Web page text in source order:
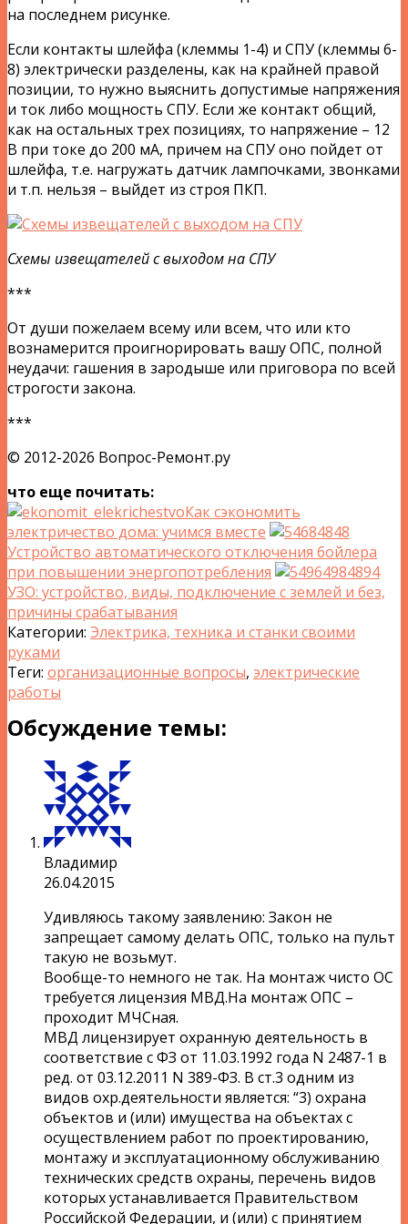
на последнем рисунке.
Если контакты шлейфа (клеммы 1-4) и СПУ (клеммы 6-
8) электрически разделены, как на крайней правой
позиции, то нужно выяснить допустимые напряжения
и ток либо мощность СПУ. Если же контакт общий,
как на остальных трех позициях, то напряжение – 12
В при токе до 200 мА, причем на СПУ оно пойдет от
шлейфа, т.е. нагружать датчик лампочками, звонками
и т.п. нельзя – выйдет из строя ПКП.
Схемы извещателей с выходом на СПУ
***
От души пожелаем всему или всем, что или кто
вознамерится проигнорировать вашу ОПС, полной
неудачи: гашения в зародыше или приговора по всей
строгости закона.
***
© 2012-2026 Вопрос-Ремонт.ру
что еще почитать:
Как сэкономить
электричество дома: учимся вместе
Устройство автоматического отключения бойлера
при повышении энергопотребления
УЗО: устройство, виды, подключение с землей и без,
причины срабатывания
Категории: Электрика, техника и станки своими
руками
Теги: организационные вопросы, электрические
работы
Обсуждение темы:
Владимир
26.04.2015
Удивляюсь такому заявлению: Закон не
запрещает самому делать ОПС, только на пульт
такую не возьмут.
Вообще-то немного не так. На монтаж чисто ОС
требуется лицензия МВД.На монтаж ОПС –
проходит МЧСная.
МВД лицензирует охранную деятельность в
соответствие с ФЗ от 11.03.1992 года N 2487-1 в
ред. от 03.12.2011 N 389-ФЗ. В ст.3 одним из
видов охр.деятельности является: “3) охрана
объектов и (или) имущества на объектах с
осуществлением работ по проектированию,
монтажу и эксплуатационному обслуживанию
технических средств охраны, перечень видов
которых устанавливается Правительством
Российской Федерации, и (или) с принятием